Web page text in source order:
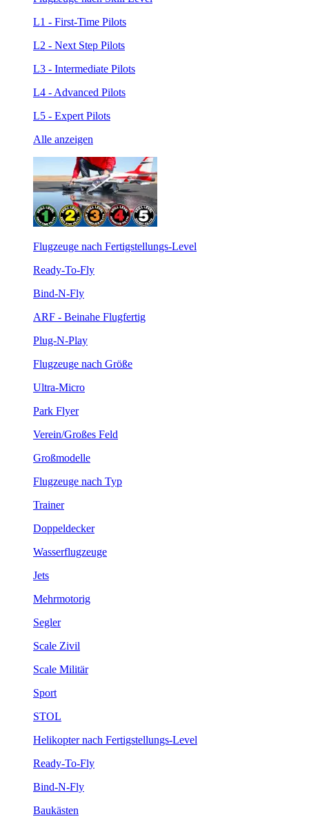
L1 - First-Time Pilots
L2 - Next Step Pilots
L3 - Intermediate Pilots
L4 - Advanced Pilots
L5 - Expert Pilots
Alle anzeigen
Flugzeuge nach Fertigstellungs-Level
Ready-To-Fly
Bind-N-Fly
ARF - Beinahe Flugfertig
Plug-N-Play
Flugzeuge nach Größe
Ultra-Micro
Park Flyer
Verein/Großes Feld
Großmodelle
Flugzeuge nach Typ
Trainer
Doppeldecker
Wasserflugzeuge
Jets
Mehrmotorig
Segler
Scale Zivil
Scale Militär
Sport
STOL
Helikopter nach Fertigstellungs-Level
Ready-To-Fly
Bind-N-Fly
Baukästen